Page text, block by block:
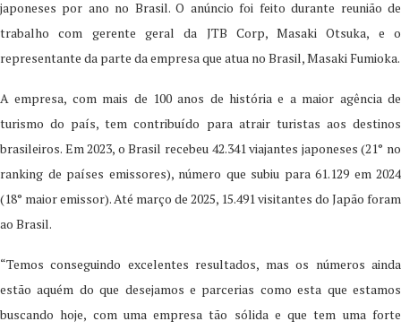
japoneses por ano no Brasil. O anúncio foi feito durante reunião de
trabalho com gerente geral da JTB Corp, Masaki Otsuka, e o
representante da parte da empresa que atua no Brasil, Masaki Fumioka.
A empresa, com mais de 100 anos de história e a maior agência de
turismo do país, tem contribuído para atrair turistas aos destinos
brasileiros. Em 2023, o Brasil recebeu 42.341 viajantes japoneses (21° no
ranking de países emissores), número que subiu para 61.129 em 2024
(18° maior emissor). Até março de 2025, 15.491 visitantes do Japão foram
ao Brasil.
“Temos conseguindo excelentes resultados, mas os números ainda
estão aquém do que desejamos e parcerias como esta que estamos
buscando hoje, com uma empresa tão sólida e que tem uma forte